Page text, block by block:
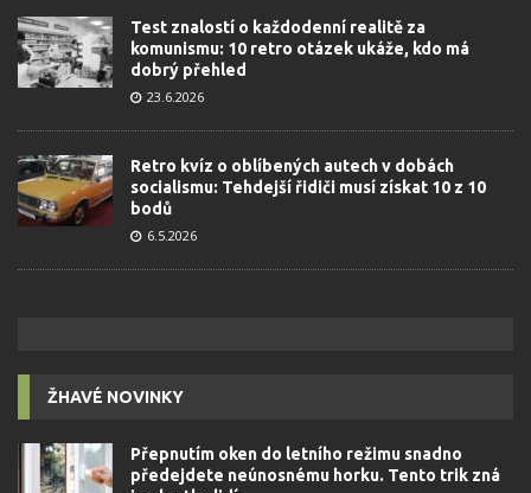
Test znalostí o každodenní realitě za
komunismu: 10 retro otázek ukáže, kdo má
dobrý přehled
23.6.2026
Retro kvíz o oblíbených autech v dobách
socialismu: Tehdejší řidiči musí získat 10 z 10
bodů
6.5.2026
ŽHAVÉ NOVINKY
Přepnutím oken do letního režimu snadno
předejdete neúnosnému horku. Tento trik zná